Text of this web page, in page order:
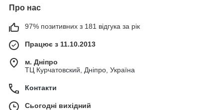
Про нас
97% позитивних з 181 відгука за рік
Працює з 11.10.2013
м. Дніпро
ТЦ Курчатовский, Дніпро, Україна
Контакти
Сьогодні вихідний